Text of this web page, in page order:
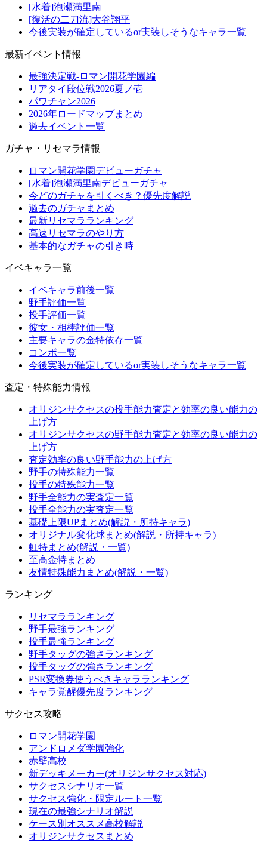
[水着]泡瀬満里南
[復活の二刀流]大谷翔平
今後実装が確定しているor実装しそうなキャラ一覧
最新イベント情報
最強決定戦-ロマン開花学園編
リアタイ段位戦2026夏ノ壱
パワチャン2026
2026年ロードマップまとめ
過去イベント一覧
ガチャ・リセマラ情報
ロマン開花学園デビューガチャ
[水着]泡瀬満里南デビューガチャ
今どのガチャを引くべき？優先度解説
過去のガチャまとめ
最新リセマラランキング
高速リセマラのやり方
基本的なガチャの引き時
イベキャラ一覧
イベキャラ前後一覧
野手評価一覧
投手評価一覧
彼女・相棒評価一覧
主要キャラの金特依存一覧
コンボ一覧
今後実装が確定しているor実装しそうなキャラ一覧
査定・特殊能力情報
オリジンサクセスの投手能力査定と効率の良い能力の
上げ方
オリジンサクセスの野手能力査定と効率の良い能力の
上げ方
査定効率の良い野手能力の上げ方
野手の特殊能力一覧
投手の特殊能力一覧
野手全能力の実査定一覧
投手全能力の実査定一覧
基礎上限UPまとめ(解説・所持キャラ)
オリジナル変化球まとめ(解説・所持キャラ)
虹特まとめ(解説・一覧)
至高金特まとめ
友情特殊能力まとめ(解説・一覧)
ランキング
リセマラランキング
野手最強ランキング
投手最強ランキング
野手タッグの強さランキング
投手タッグの強さランキング
PSR変換券使うべきキャラランキング
キャラ覚醒優先度ランキング
サクセス攻略
ロマン開花学園
アンドロメダ学園強化
赤壁高校
新デッキメーカー(オリジンサクセス対応)
サクセスシナリオ一覧
サクセス強化・限定ルート一覧
現在の最強シナリオ解説
ケース別オススメ高校解説
オリジンサクセスまとめ